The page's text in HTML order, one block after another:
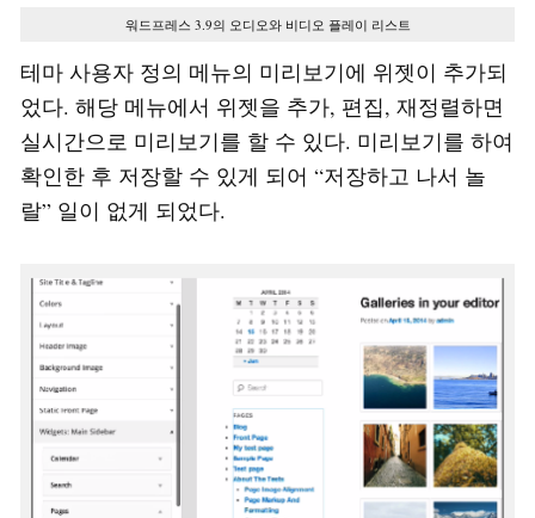
워드프레스 3.9의 오디오와 비디오 플레이 리스트
테마 사용자 정의 메뉴의 미리보기에 위젯이 추가되
었다. 해당 메뉴에서 위젯을 추가, 편집, 재정렬하면
실시간으로 미리보기를 할 수 있다. 미리보기를 하여
확인한 후 저장할 수 있게 되어 “저장하고 나서 놀
랄” 일이 없게 되었다.